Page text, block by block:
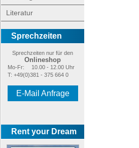
Literatur
Sprechzeiten
Sprechzeiten nur für den
Onlineshop
Mo-Fr:
10.00 - 12.00 Uhr
T: +49(0)381 - 375 664 0
E-Mail Anfrage
Rent your Dream